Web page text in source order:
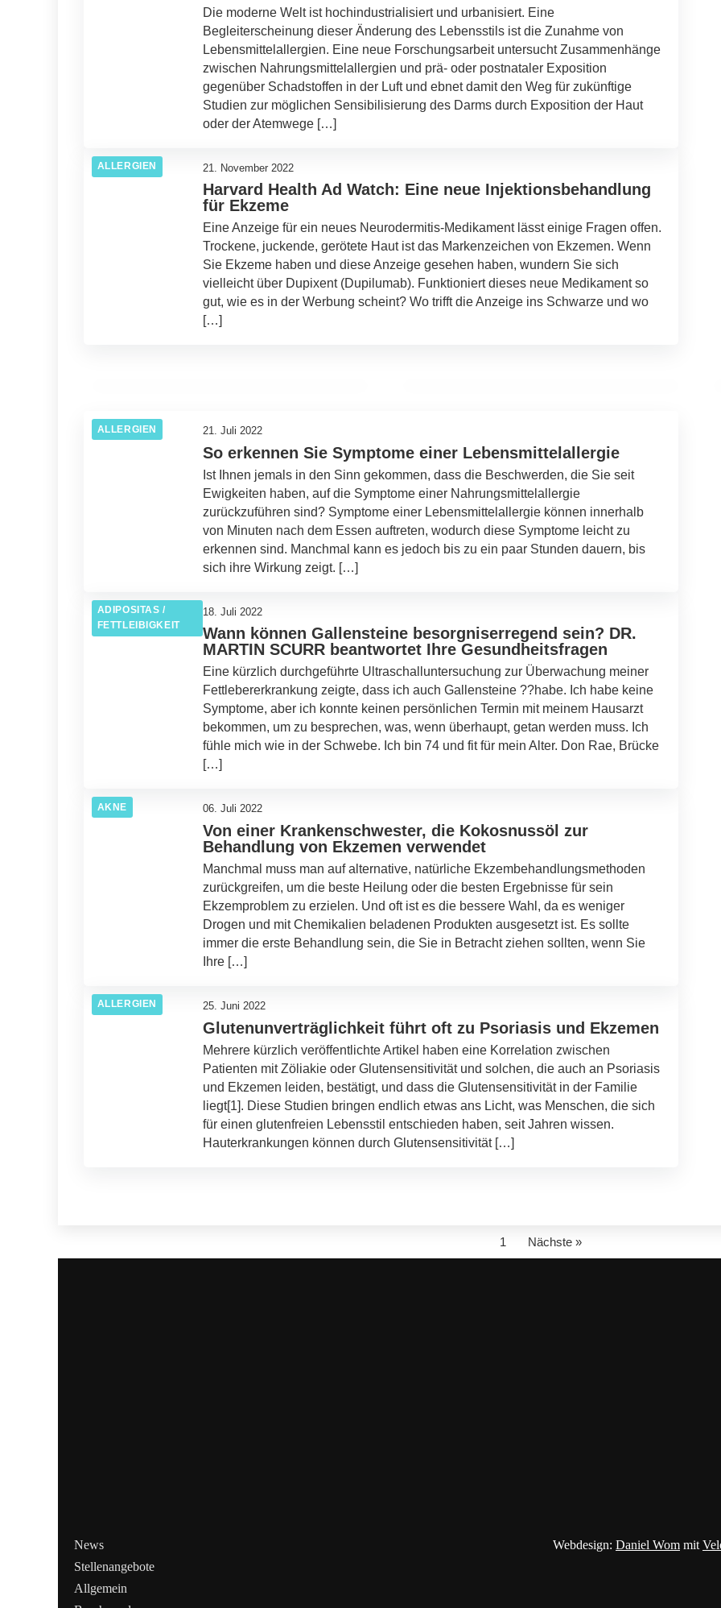
Die moderne Welt ist hochindustrialisiert und urbanisiert. Eine
Begleiterscheinung dieser Änderung des Lebensstils ist die Zunahme von
Lebensmittelallergien. Eine neue Forschungsarbeit untersucht Zusammenhänge
zwischen Nahrungsmittelallergien und prä- oder postnataler Exposition
gegenüber Schadstoffen in der Luft und ebnet damit den Weg für zukünftige
Studien zur möglichen Sensibilisierung des Darms durch Exposition der Haut
oder der Atemwege […]
ALLERGIEN 21. November 2022
Harvard Health Ad Watch: Eine neue Injektionsbehandlung
für Ekzeme
Eine Anzeige für ein neues Neurodermitis-Medikament lässt einige Fragen offen.
Trockene, juckende, gerötete Haut ist das Markenzeichen von Ekzemen. Wenn
Sie Ekzeme haben und diese Anzeige gesehen haben, wundern Sie sich
vielleicht über Dupixent (Dupilumab). Funktioniert dieses neue Medikament so
gut, wie es in der Werbung scheint? Wo trifft die Anzeige ins Schwarze und wo
[…]
Beste Kräuter- und Ayurveda-Heilung
24. Juli 2022
Dieses pflanzliche Heilmittel gegen Akne
ALLERGIEN 21. Juli 2022
So erkennen Sie Symptome einer Lebensmittelallergie
Ist Ihnen jemals in den Sinn gekommen, dass die Beschwerden, die Sie seit
Ewigkeiten haben, auf die Symptome einer Nahrungsmittelallergie
zurückzuführen sind? Symptome einer Lebensmittelallergie können innerhalb
von Minuten nach dem Essen auftreten, wodurch diese Symptome leicht zu
erkennen sind. Manchmal kann es jedoch bis zu ein paar Stunden dauern, bis
sich ihre Wirkung zeigt. […]
ADIPOSITAS /
FETTLEIBIGKEIT
18. Juli 2022
Wann können Gallensteine ​​besorgniserregend sein? DR.
MARTIN SCURR beantwortet Ihre Gesundheitsfragen
Eine kürzlich durchgeführte Ultraschalluntersuchung zur Überwachung meiner
Fettlebererkrankung zeigte, dass ich auch Gallensteine ??habe. Ich habe keine
Symptome, aber ich konnte keinen persönlichen Termin mit meinem Hausarzt
bekommen, um zu besprechen, was, wenn überhaupt, getan werden muss. Ich
fühle mich wie in der Schwebe. Ich bin 74 und fit für mein Alter. Don Rae, Brücke
[…]
AKNE 06. Juli 2022
Von einer Krankenschwester, die Kokosnussöl zur
Behandlung von Ekzemen verwendet
Manchmal muss man auf alternative, natürliche Ekzembehandlungsmethoden
zurückgreifen, um die beste Heilung oder die besten Ergebnisse für sein
Ekzemproblem zu erzielen. Und oft ist es die bessere Wahl, da es weniger
Drogen und mit Chemikalien beladenen Produkten ausgesetzt ist. Es sollte
immer die erste Behandlung sein, die Sie in Betracht ziehen sollten, wenn Sie
Ihre […]
ALLERGIEN 25. Juni 2022
Glutenunverträglichkeit führt oft zu Psoriasis und Ekzemen
Mehrere kürzlich veröffentlichte Artikel haben eine Korrelation zwischen
Patienten mit Zöliakie oder Glutensensitivität und solchen, die auch an Psoriasis
und Ekzemen leiden, bestätigt, und dass die Glutensensitivität in der Familie
liegt[1]. Diese Studien bringen endlich etwas ans Licht, was Menschen, die sich
für einen glutenfreien Lebensstil entschieden haben, seit Jahren wissen.
Hauterkrankungen können durch Glutensensitivität […]
1 Nächste »
News
Stellenangebote
Allgemein
Webdesign: Daniel Wom mit